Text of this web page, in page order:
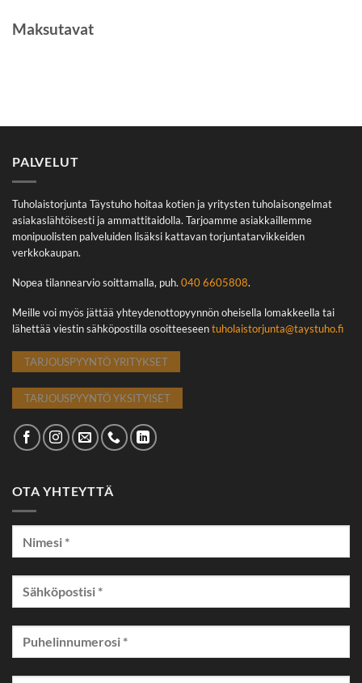
Maksutavat
PALVELUT
Tuholaistorjunta Täystuho hoitaa kotien ja yritysten tuholaisongelmat
asiakaslähtöisesti ja ammattitaidolla. Tarjoamme asiakkaillemme
monipuolisten palveluiden lisäksi kattavan torjuntatarvikkeiden
verkkokaupan.
Nopea tilannearvio soittamalla, puh. 040 6605808.
Meille voi myös jättää yhteydenottopyynnön oheisella lomakkeella tai
lähettää viestin sähköpostilla osoitteeseentuholaistorjunta@taystuho.fi
TARJOUSPYYNTÖ YRITYKSET
TARJOUSPYYNTÖ YKSITYISET
OTA YHTEYTTÄ